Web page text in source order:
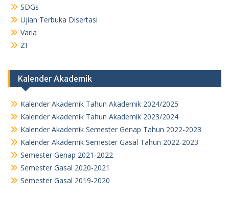
SDGs
Ujian Terbuka Disertasi
Varia
ZI
Kalender Akademik
Kalender Akademik Tahun Akademik 2024/2025
Kalender Akademik Tahun Akademik 2023/2024
Kalender Akademik Semester Genap Tahun 2022-2023
Kalender Akademik Semester Gasal Tahun 2022-2023
Semester Genap 2021-2022
Semester Gasal 2020-2021
Semester Gasal 2019-2020